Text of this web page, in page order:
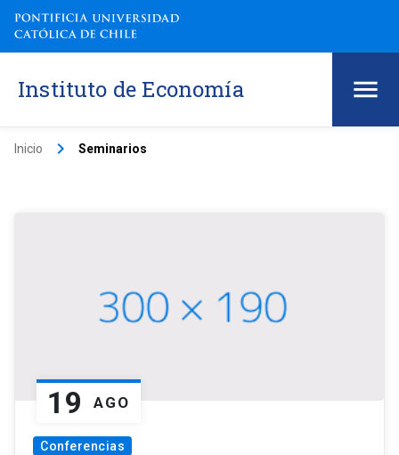
Instituto de Economía
Inicio keyboard_arrow_right Seminarios
19 AGO
Conferencias